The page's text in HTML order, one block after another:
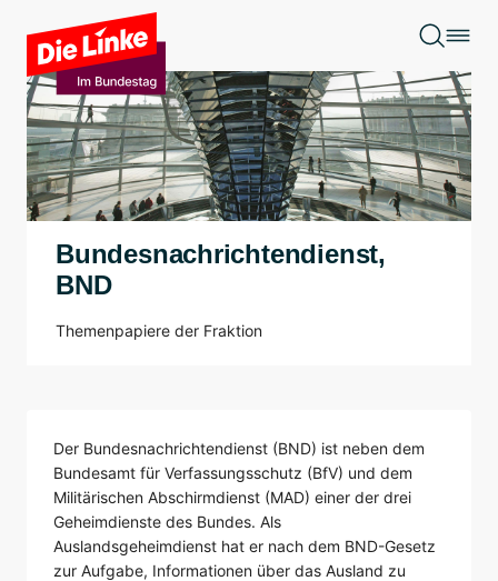
Zum Hauptinhalt springen
Bundesnachrichtendienst,
BND
Themenpapiere der Fraktion
Der Bundesnachrichtendienst (BND) ist neben dem
Bundesamt für Verfassungsschutz (BfV) und dem
Militärischen Abschirmdienst (MAD) einer der drei
Geheimdienste des Bundes. Als
Auslandsgeheimdienst hat er nach dem BND-Gesetz
zur Aufgabe, Informationen über das Ausland zu